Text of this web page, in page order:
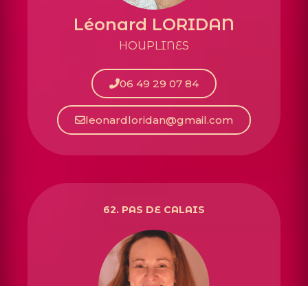
Léonard LORIDAN
HOUPLINES
06 49 29 07 84
leonardloridan@gmail.com
62. PAS DE CALAIS